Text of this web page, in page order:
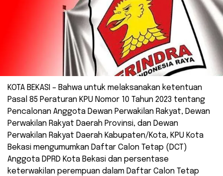
KOTA BEKASI – Bahwa untuk melaksanakan ketentuan
Pasal 85 Peraturan KPU Nomor 10 Tahun 2023 tentang
Pencalonan Anggota Dewan Perwakilan Rakyat, Dewan
Perwakilan Rakyat Daerah Provinsi, dan Dewan
Perwakilan Rakyat Daerah Kabupaten/Kota, KPU Kota
Bekasi mengumumkan Daftar Calon Tetap (DCT)
Anggota DPRD Kota Bekasi dan persentase
keterwakilan perempuan dalam Daftar Calon Tetap